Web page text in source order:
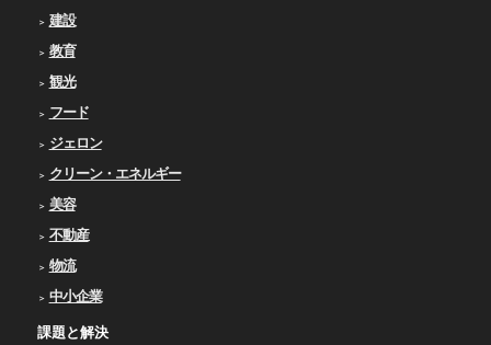
建設
教育
観光
フード
ジェロン
クリーン・エネルギー
美容
不動産
物流
中小企業
課題と解決